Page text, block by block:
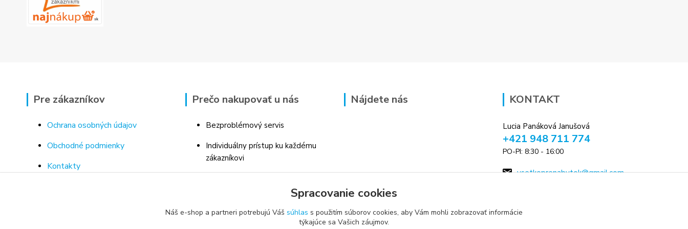
Pre zákazníkov
Ochrana osobných údajov
Obchodné podmienky
Kontakty
Prečo nakupovať u nás
Bezproblémový servis
Individuálny prístup ku každému
zákazníkovi
poradenstvo
Nájdete nás KONTAKT
Lucia Panáková Janušová
+421 948 711 774
PO-PI: 8:30 - 16:00
vsetkoprenabytok@gmail.com
Spracovanie cookies
Náš e-shop a partneri potrebujú Váš súhlas s použitím súborov cookies, aby Vám mohli zobrazovať informácie
týkajúce sa Vašich záujmov.